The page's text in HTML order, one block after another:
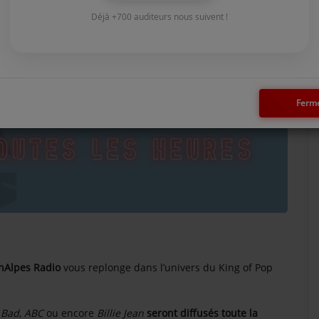
Radio vous replonge dans l’univers du King of Pop
Bad, ABCou encore Billie Jean seront diffusés toute la
Déjà +700 auditeurs nous suivent !